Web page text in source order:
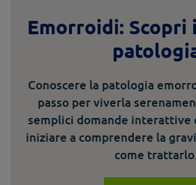
Emorroidi: Scopri
Conoscere la patologia
passo per viverla
semplici domande interattive
iniziare a comprendere la
come